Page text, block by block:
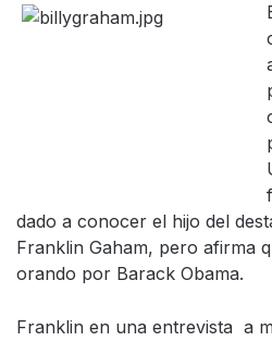
dado a conocer el hijo del
Franklin Gaham, pero afirma
orando por Barack Obama.
Franklin en una entrevista a